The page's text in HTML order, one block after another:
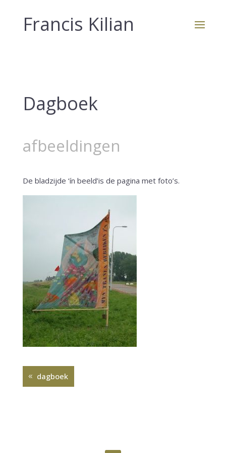
Francis Kilian
Dagboek
afbeeldingen
De bladzijde ‘ín beeld’is de pagina met foto’s.
dagboek